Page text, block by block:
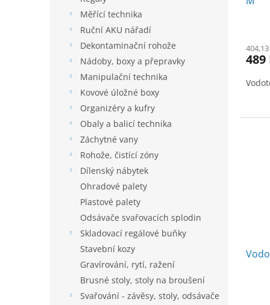
Měřící technika
Ruční AKU nářadí
Dekontaminační rohože
Nádoby, boxy a přepravky
Manipulační technika
Kovové úložné boxy
Organizéry a kufry
Obaly a balicí technika
Záchytné vany
Rohože, čistící zóny
Dílenský nábytek
Ohradové palety
Plastové palety
Odsávače svařovacích splodin
Skladovací regálové buňky
Stavební kozy
Gravírování, rytí, ražení
Brusné stoly, stoly na broušení
Svařování - závěsy, stoly, odsávače
489